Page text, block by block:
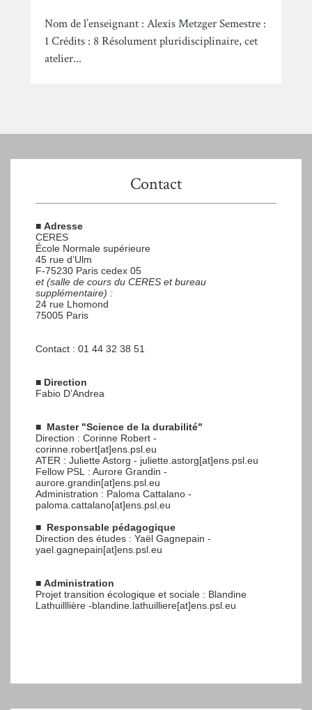
Nom de l’enseignant : Alexis Metzger Semestre :
1 Crédits : 8 Résolument pluridisciplinaire, cet
atelier...
Contact
■ Adresse
CERES
École Normale supérieure
45 rue d’Ulm
F-75230 Paris cedex 05
et (salle de cours du CERES et bureau
supplémentaire) :
24 rue Lhomond
75005 Paris
Contact : 01 44 32 38 51
■ Direction
Fabio D’Andrea
■ Master "Science de la durabilité"
Direction : Corinne Robert -
corinne.robert[at]ens.psl.eu
ATER : Juliette Astorg - juliette.astorg[at]ens.psl.eu
Fellow PSL : Aurore Grandin -
aurore.grandin[at]ens.psl.eu
Administration : Paloma Cattalano -
paloma.cattalano[at]ens.psl.eu
■ Responsable pédagogique
Direction des études : Yaël Gagnepain -
yael.gagnepain[at]ens.psl.eu
■ Administration
Projet transition écologique et sociale : Blandine
Lathuilllière -blandine.lathuilliere[at]ens.psl.eu